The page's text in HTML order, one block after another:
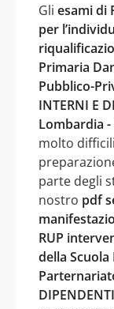
Gli esami di
per
Primaria
Pubblico-
INTERNI E
Lombardia -
molto
parte degli
nostro pdf
RUP
della